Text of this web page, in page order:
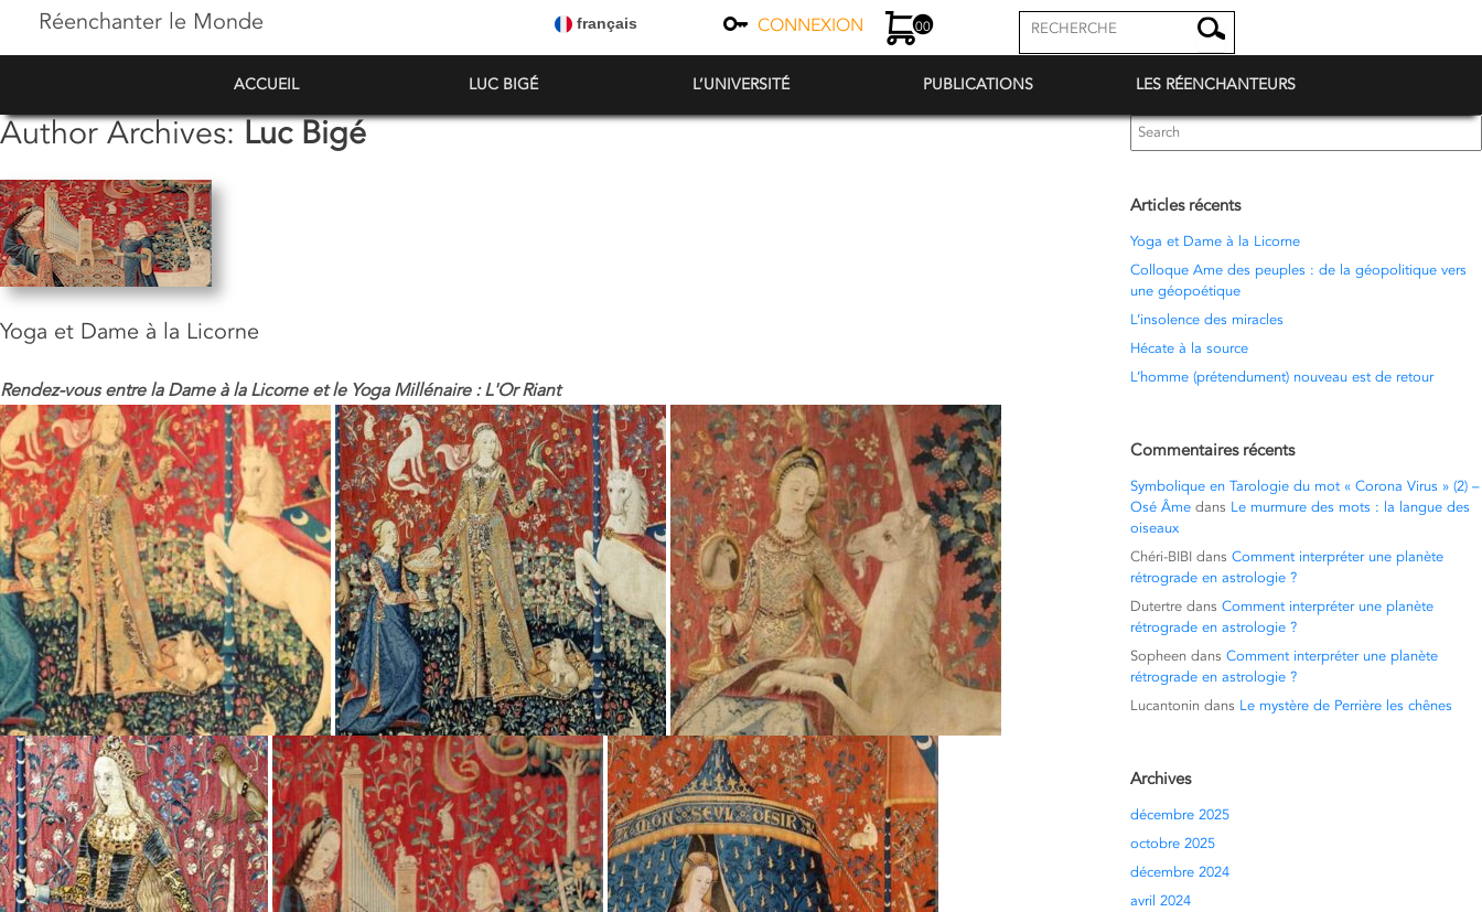
Réenchanter le Monde français CONNEXION 00
ACCUEIL LUC BIGÉ L’UNIVERSITÉ PUBLICATIONS LES RÉENCHANTEURS
Author Archives:Luc Bigé
Yoga et Dame à la Licorne
Rendez-vous entre la Dame à la Licorne et le Yoga Millénaire : L'Or Riant
Search
for:
Articles récents
Yoga et Dame à la Licorne
Colloque Ame des peuples : de la géopolitique vers
une géopoétique
L’insolence des miracles
Hécate à la source
L’homme (prétendument) nouveau est de retour
Commentaires récents
Symbolique en Tarologie du mot « Corona Virus » (2) –
Osé Âmedans Le murmure des mots : la langue des
oiseaux
Chéri-BIBIdans Comment interpréter une planète
rétrograde en astrologie ?
Dutertredans Comment interpréter une planète
rétrograde en astrologie ?
Sopheen dans Comment interpréter une planète
rétrograde en astrologie ?
Lucantonin dans Le mystère de Perrière les chênes
Archives
décembre 2025
octobre 2025
décembre 2024
avril 2024